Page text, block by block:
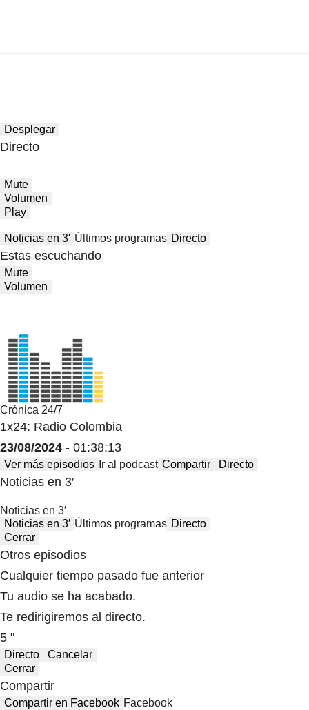
Desplegar
Directo
Mute
Volumen
Play
Noticias en 3′ Últimos programas Directo
Estas escuchando
Mute
Volumen
Crónica 24/7
1x24: Radio Colombia
23/08/2024 - 01:38:13
Ver más episodios Ir al podcast Compartir Directo
Noticias en 3′
Noticias en 3′
Noticias en 3′ Últimos programas Directo
Cerrar
Otros episodios
Cualquier tiempo pasado fue anterior
Tu audio se ha acabado.
Te redirigiremos al directo.
5 "
Directo
Cancelar
Cerrar
Compartir
Compartir en Facebook Facebook